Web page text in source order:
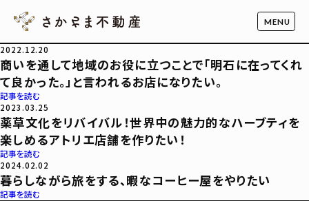
2022.12.20
商いを通して地域のお役に立つことで「明石に在ってくれ
て良かった。」と言われるお店になりたい。
記事を読む
2023.03.25
薬草文化をリバイバル！世界中の魅力的なハーブティを
楽しめるアトリエ店舗を作りたい！
記事を読む
2024.02.02
暮らしながら旅をする、暇なコーヒー屋をやりたい
記事を読む